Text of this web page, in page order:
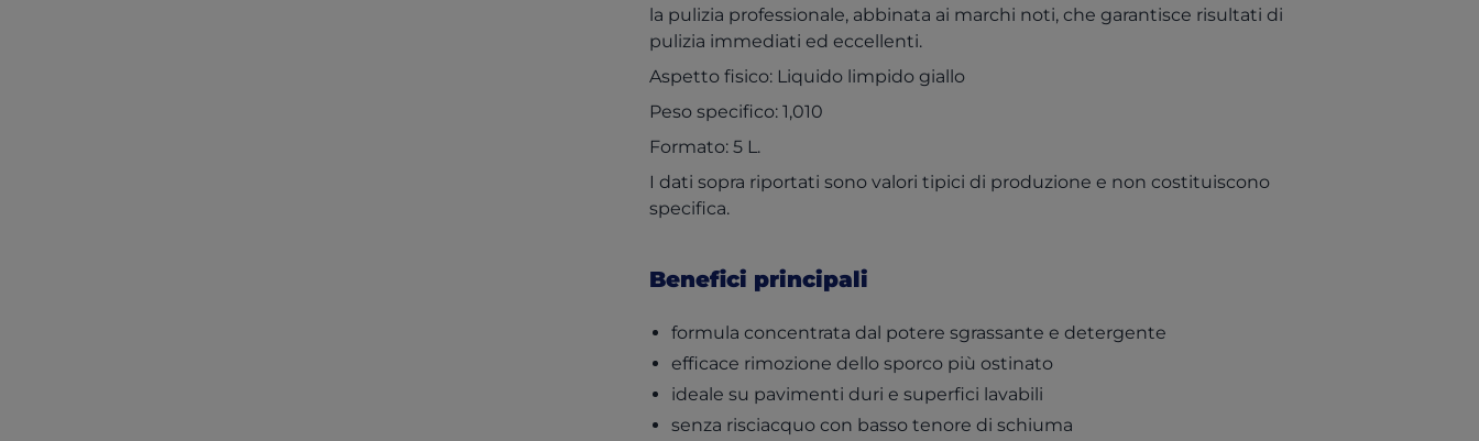
la pulizia professionale, abbinata ai marchi noti, che garantisce risultati di
pulizia immediati ed eccellenti.
Aspetto fisico: Liquido limpido giallo
Peso specifico: 1,010
Formato: 5 L.
I dati sopra riportati sono valori tipici di produzione e non costituiscono
specifica.
Benefici principali
formula concentrata dal potere sgrassante e detergente
efficace rimozione dello sporco più ostinato
ideale su pavimenti duri e superfici lavabili
senza risciacquo con basso tenore di schiuma